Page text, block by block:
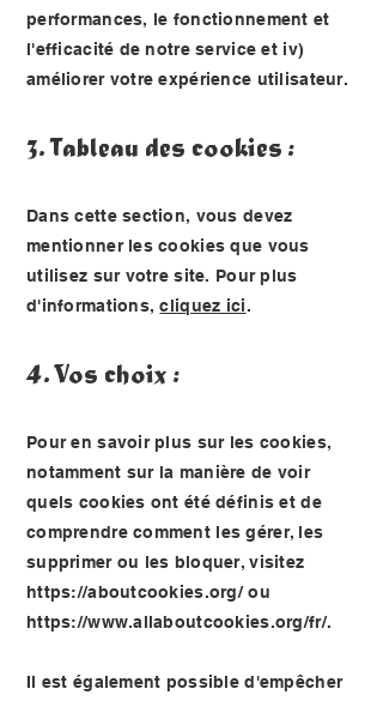
performances, le fonctionnement et
l'efficacité de notre service et iv)
améliorer votre expérience utilisateur.
3. Tableau des cookies :
Dans cette section, vous devez
mentionner les cookies que vous
utilisez sur votre site. Pour plus
d'informations,cliquez ici.
4. Vos choix :
Pour en savoir plus sur les cookies,
notamment sur la manière de voir
quels cookies ont été définis et de
comprendre comment les gérer, les
supprimer ou les bloquer, visitez
https://aboutcookies.org/ou
https://www.allaboutcookies.org/fr/.
Il est également possible d'empêcher